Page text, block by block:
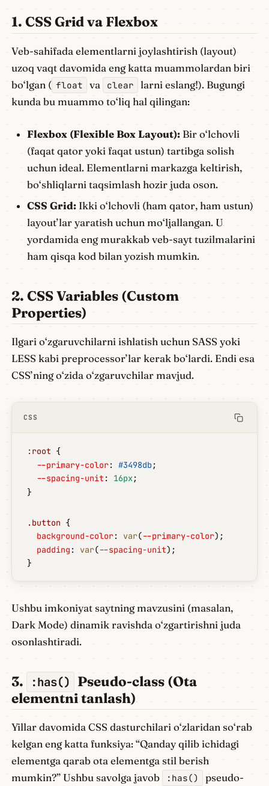
1. CSS Grid va Flexbox
Veb-sahifada elementlarni joylashtirish (layout)
uzoq vaqt davomida eng katta muammolardan biri
bo‘lgan ( float va clear
larni eslang!). Bugungi
kunda bu muammo to‘liq hal qilingan:
Flexbox (Flexible Box Layout): Bir o‘lchovli
(faqat qator yoki faqat ustun) tartibga solish
uchun ideal. Elementlarni markazga keltirish,
bo‘shliqlarni taqsimlash hozir juda oson.
CSS Grid: Ikki o‘lchovli (ham qator, ham ustun)
layout’lar yaratish uchun mo‘ljallangan. U
yordamida eng murakkab veb-sayt tuzilmalarini
ham qisqa kod bilan yozish mumkin.
2. CSS Variables (Custom
Properties)
Ilgari o‘zgaruvchilarni ishlatish uchun SASS yoki
LESS kabi preprocessor’lar kerak bo‘lardi. Endi esa
CSS’ning o‘zida o‘zgaruvchilar mavjud.
CSS
:root {
  --primary-color
: #3498db ;
  --spacing-unit
: 16px;
}
.button {
  background-color
: var(--primary-color);
  padding
: var(--spacing-unit);
}
Ushbu imkoniyat saytning mavzusini (masalan,
Dark Mode) dinamik ravishda o‘zgartirishni juda
osonlashtiradi.
3. :has() Pseudo-class (Ota
elementni tanlash)
Yillar davomida CSS dasturchilari o‘zlaridan so‘rab
kelgan eng katta funksiya: “Qanday qilib ichidagi
elementga qarab ota elementga stil berish
mumkin?” Ushbu savolga javob
:has() pseudo-